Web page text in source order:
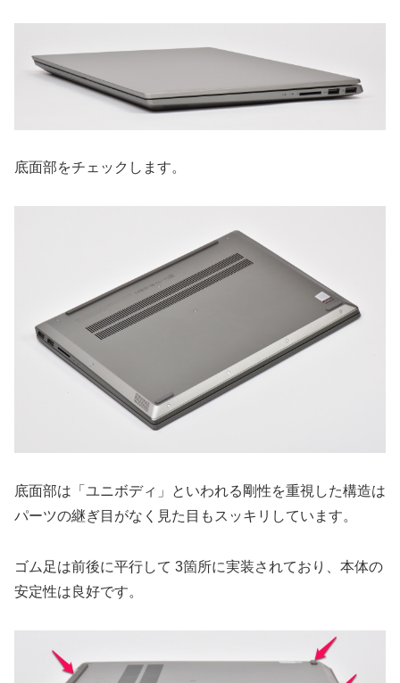
底面部をチェックします。
底面部は「ユニボディ」といわれる剛性を重視した構造は
パーツの継ぎ目がなく見た目もスッキリしています。
ゴム足は前後に平行して 3箇所に実装されており、本体の
安定性は良好です。